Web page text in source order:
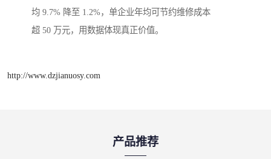
均 9.7% 降至 1.2%，单企业年均可节约维修成本
超 50 万元，用数据体现真正价值。
http://www.dzjianuosy.com
产品推荐